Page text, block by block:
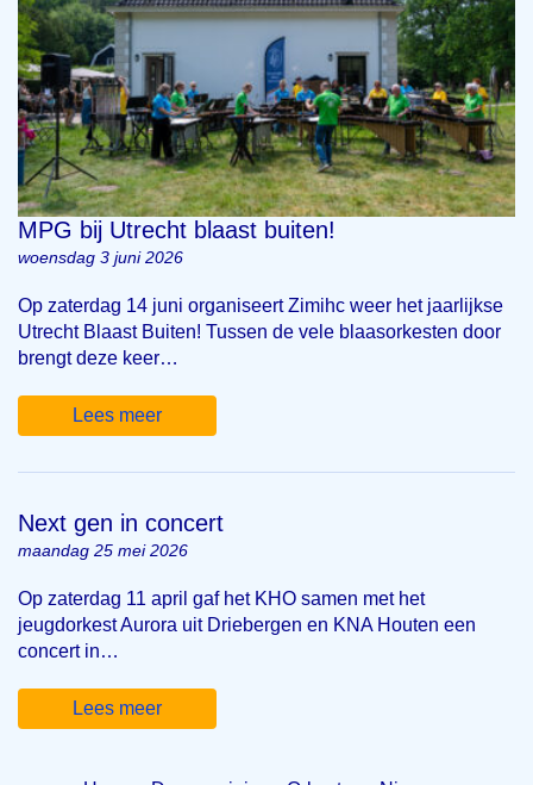
MPG bij Utrecht blaast buiten!
woensdag 3 juni 2026
Op zaterdag 14 juni organiseert Zimihc weer het jaarlijkse
Utrecht Blaast Buiten! Tussen de vele blaasorkesten door
brengt deze keer…
Lees meer
Next gen in concert
maandag 25 mei 2026
Op zaterdag 11 april gaf het KHO samen met het
jeugdorkest Aurora uit Driebergen en KNA Houten een
concert in…
Lees meer